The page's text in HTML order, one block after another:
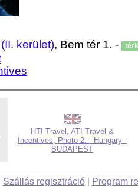
kerület), Bem tér 1. -
HTI Travel, ATI Travel &
Incentives, Photo 2. - Hungary -
BUDAPEST
Szállás regisztráció| Program